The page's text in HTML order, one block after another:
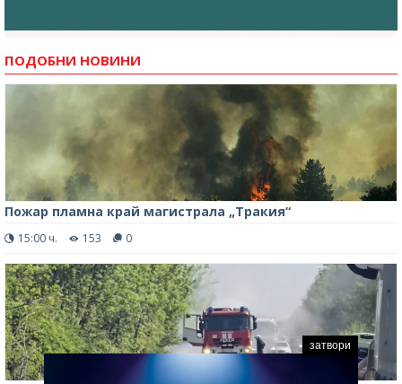
ПОДОБНИ НОВИНИ
Пожар пламна край магистрала „Тракия“
15:00 ч. 153 0
затвори